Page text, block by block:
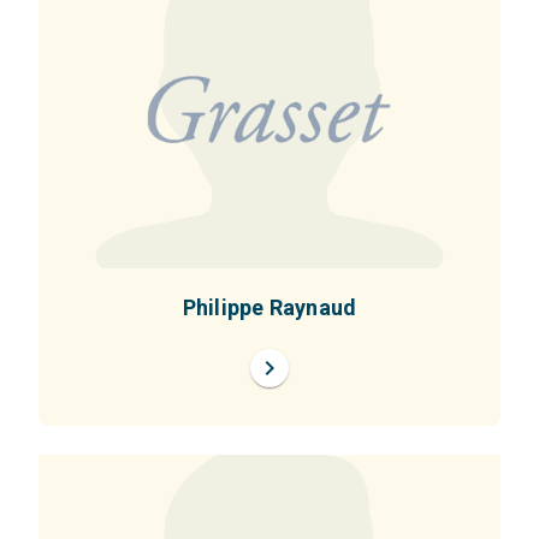
Philippe Raynaud
chevron_right